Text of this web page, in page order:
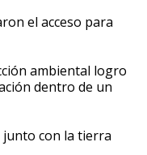
el acceso para
ambiental logro
dentro de un
con la tierra